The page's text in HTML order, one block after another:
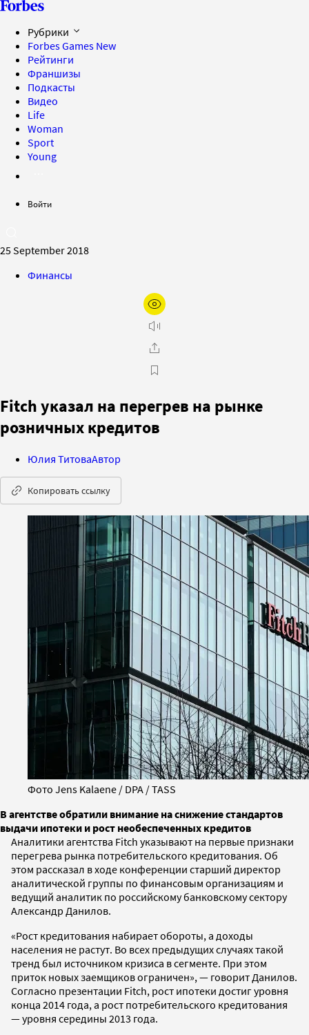
Рубрики
Forbes Games New
Рейтинги
Франшизы
Подкасты
Видео
Life
Woman
Sport
Young
Войти
25 September 2018
Финансы
Fitch указал на перегрев на рынке
розничных кредитов
Юлия ТитоваАвтор
Копировать ссылку
Фото Jens Kalaene / DPA / TASS
В агентстве обратили внимание на снижение стандартов
выдачи ипотеки и рост необеспеченных кредитов
Аналитики агентства Fitch указывают на первые признаки
перегрева рынка потребительского кредитования. Об
этом рассказал в ходе конференции старший директор
аналитической группы по финансовым организациям и
ведущий аналитик по российскому банковскому сектору
Александр Данилов.
«Рост кредитования набирает обороты, а доходы
населения не растут. Во всех предыдущих случаях такой
тренд был источником кризиса в сегменте. При этом
приток новых заемщиков ограничен», — говорит Данилов.
Согласно презентации Fitch, рост ипотеки достиг уровня
конца 2014 года, а рост потребительского кредитования
— уровня середины 2013 года.